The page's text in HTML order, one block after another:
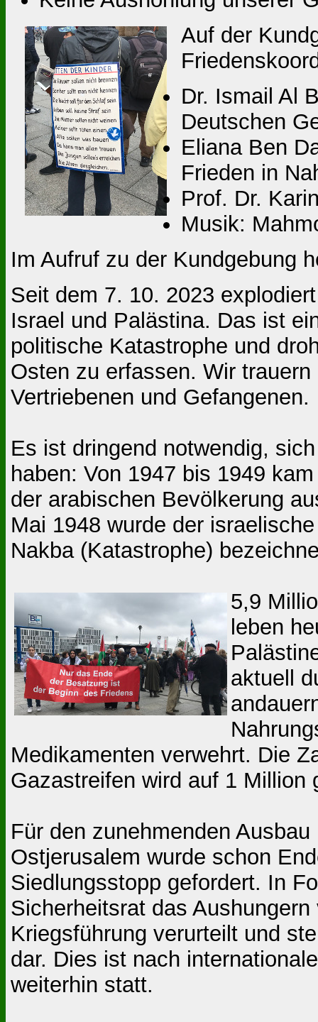
Auf der
Dr. Ismail Al
Deutschen
Eliana Ben
Frieden in
Prof. Dr.
Musik:
Im Aufruf zu der Kundgebung
Seit dem 7. 10. 2023
Israel und Palästina. Das ist
politische Katastrophe und
Osten zu erfassen. Wir
Vertriebenen und Gefangenen.
Es ist dringend notwendig,
haben: Von 1947 bis 1949
der arabischen Bevölkerung
Mai 1948 wurde der
Nakba (Katastrophe)
5,9
leben
aktuell
Medikamenten verwehrt. Die
Gazastreifen wird auf 1 Million
Für den zunehmenden
Ostjerusalem wurde schon
Siedlungsstopp gefordert. In
Sicherheitsrat das
Kriegsführung verurteilt und
dar. Dies ist nach
weiterhin statt.